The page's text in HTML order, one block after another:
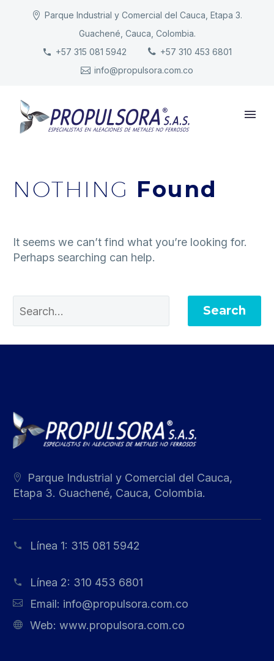
Parque Industrial y Comercial del Cauca, Etapa 3.
Guachené, Cauca, Colombia.
+57 315 081 5942
+57 310 453 6801
info@propulsora.com.co
INICIO
PRODUCTOS
NOTHING Found
It seems we can’t find what you’re looking for.
Perhaps searching can help.
Search
Parque Industrial y Comercial del Cauca,
Etapa 3. Guachené, Cauca, Colombia.
Línea 1: 315 081 5942
Línea 2: 310 453 6801
Email: info@propulsora.com.co
Web: www.propulsora.com.co